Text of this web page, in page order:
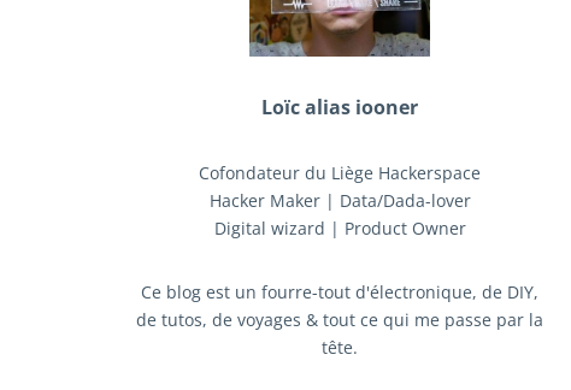
Loïc alias iooner
Cofondateur du Liège Hackerspace
Hacker Maker | Data/Dada-lover
Digital wizard | Product Owner
Ce blog est un fourre-tout d'électronique, de DIY,
de tutos, de voyages & tout ce qui me passe par la
tête.